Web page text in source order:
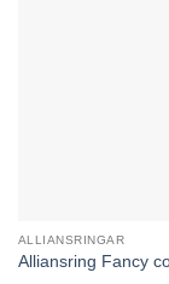
ALLIANSRINGAR
Alliansring Fancy